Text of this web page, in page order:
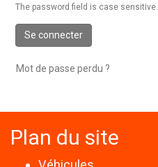
The password field is case sensitive.
Se connecter
Mot de passe perdu ?
Plan du site